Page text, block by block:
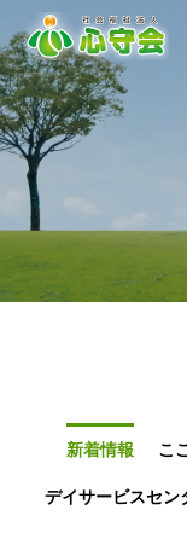
新着情報 こ
デイサービスセン